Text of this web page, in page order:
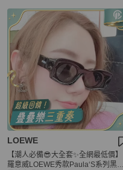
LOEWE
【潮人必備😎大全套✨全網最低價】
羅意威LOEWE秀款Paula‘S系列黑色